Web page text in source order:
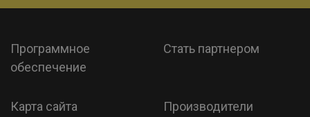
Программное
обеспечение
Стать партнером
Карта сайта Производители